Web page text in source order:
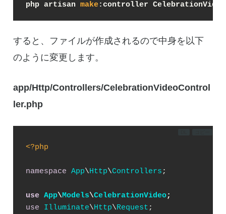
php artisan make:controller
すると、ファイルが作成されるので中身を以下
のように変更します。
app/Http/Controllers/CelebrationVideoControl
ler.php
<?php
namespace App\Http\Controllers ;
use App\Models\CelebrationVideo;
use
Illuminate\Http\Request